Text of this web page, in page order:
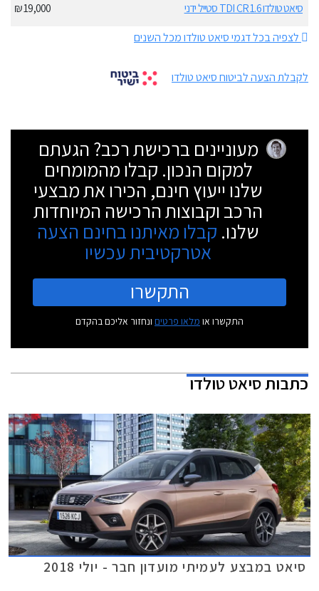
סיאט טולדו 1.6 TDI CR סטייל ידני
19,000 ₪
לצפיה בכל דגמי סיאט טולדו מכל השנים
לקבלת הצעה לביטוח סיאט טולדו
מעוניינים ברכישת רכב? הגעתם
למקום הנכון. קבלו מהמומחים
שלנו ייעוץ חינם, הכירו את מבצעי
הרכב וקבוצות הרכישה המיוחדות
שלנו. קבלו מאיתנו בחינם הצעה
אטרקטיבית עכשיו
התקשרו
התקשרו או מלאו פרטים ונחזור אליכם בהקדם
כתבותסיאט טולדו
סיאט במבצע לעמיתי מועדון חבר - יולי 2018